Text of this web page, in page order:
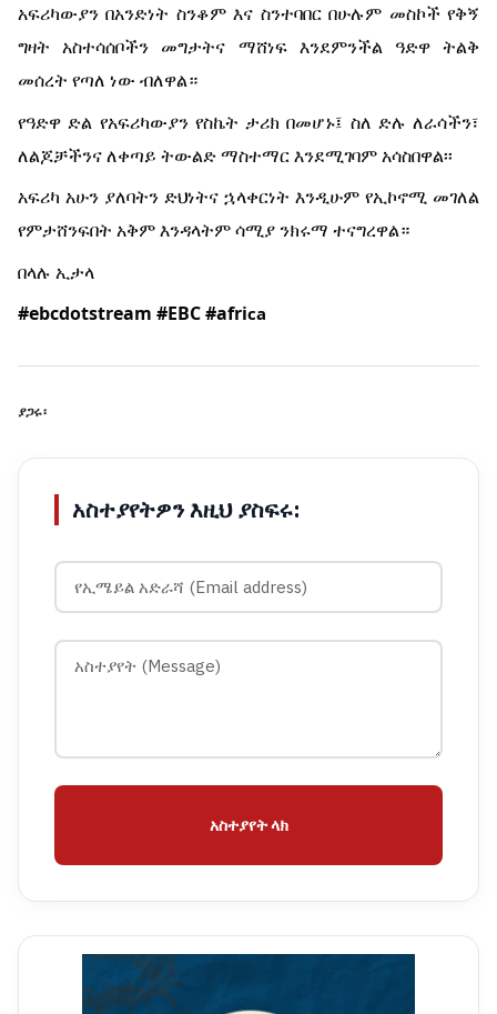
አፍሪካውያን በአንድነት ስንቆም እና ስንተባበር በሁሉም መስኮች የቅኝ
ግዛት አስተሳሰቦችን መግታትና ማሸነፍ እንደምንችል ዓድዋ ትልቅ
መሰረት የጣለ ነው ብለዋል።
የዓድዋ ድል የአፍሪካውያን የስኬት ታሪክ በመሆኑ፤ ስለ ድሉ ለራሳችን፣
ለልጆቻችንና ለቀጣይ ትውልድ ማስተማር እንደሚገባም አሳስበዋል፡፡
አፍሪካ አሁን ያለባትን ድህነትና ኋላቀርነት እንዲሁም የኢኮኖሚ መገለል
የምታሸንፍበት አቅም እንዳላትም ሳሚያ ንክሩማ ተናግረዋል።
በላሉ ኢታላ
#ebcdotstream #EBC#africa
ያጋሩ፡
አስተያየትዎን እዚህ ያስፍሩ:
አስተያየት ላክ